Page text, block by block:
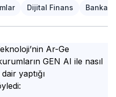
Dijital Finans
Ar-Ge
GEN AI ile nasıl
yaptığı